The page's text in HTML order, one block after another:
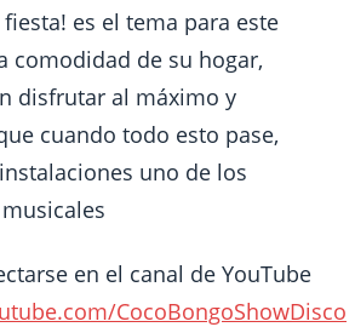
fiesta! es el tema para este
comodidad de su hogar,
disfrutar al máximo y
cuando todo esto pase,
uno de los
en el canal de YouTube
CocoBongoShowDisco